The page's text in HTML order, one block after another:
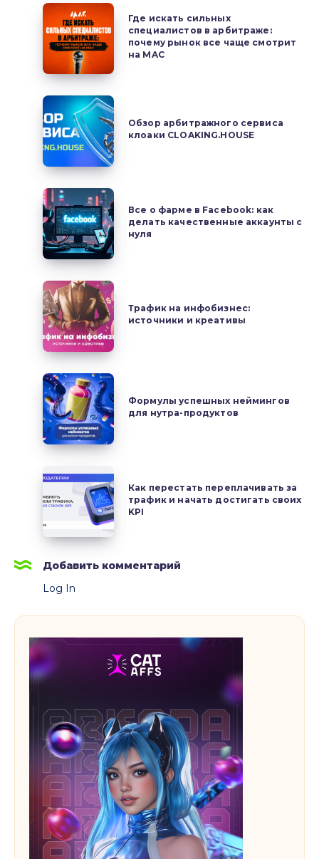
Где
искать
сильных
специалистов
арбитраже:
почему
рынок
все
чаще
смотрит
на
MAC
Где искать сильных
специалистов в арбитраже:
почему рынок все чаще смотрит
на MAC
Обзор
арбитражного
сервиса
CLOAKING.HOUSE
Обзор арбитражного сервиса
клоаки CLOAKING.HOUSE
Все
о
фарме
в
Facebook:
как
делать
качественные
аккаунты
с
нуля
Все о фарме в Facebook: как
делать качественные аккаунты с
нуля
Трафик
на
инфобизнес:
источники
креативы
Трафик на инфобизнес:
источники и креативы
Формулы
успешных
неймингов
для
нутра-
Формулы успешных неймингов
для нутра-продуктов
Как
перестать
переплачивать
за
трафик
и
достигать
своих
Как перестать переплачивать за
трафик и начать достигать своих
KPI
Добавить комментарий
Log In